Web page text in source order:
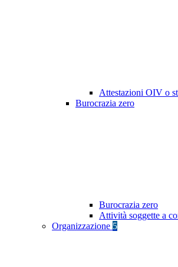
Attestazioni OIV o
Burocrazia zero
Burocrazia zero
Attività soggette a
Organizzazione 5